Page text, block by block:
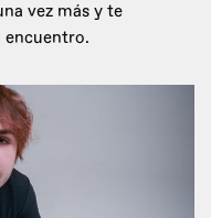
vez más y te
encuentro.